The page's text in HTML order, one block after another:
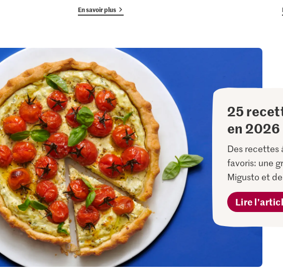
En savoir plus
25
en 2026
Des recettes
favoris: une
Migusto et
Lire